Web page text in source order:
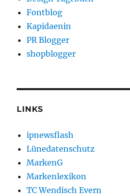
Fontblog
Kapidaenin
PR Blogger
shopblogger
LINKS
ipnewsflash
Lünedatenschutz
MarkenG
Markenlexikon
TC Wendisch Evern